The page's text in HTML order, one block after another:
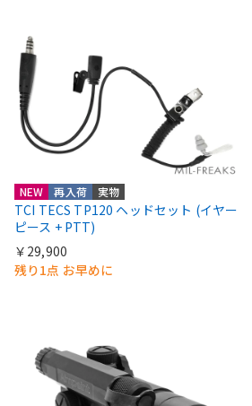
NEW 再入荷 実物
TCI TECS TP120 ヘッドセット (イヤー
ピース + PTT)
￥29,900
残り1点 お早めに